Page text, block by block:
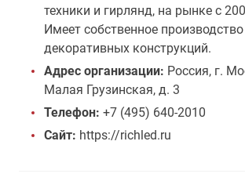
техники и гирлянд, на рынке с
Имеет собственное
декоративных конструкций.
Адрес организации: Россия, г.
Малая Грузинская, д. 3
Телефон: +7 (495) 640-2010
Сайт: https://richled.ru